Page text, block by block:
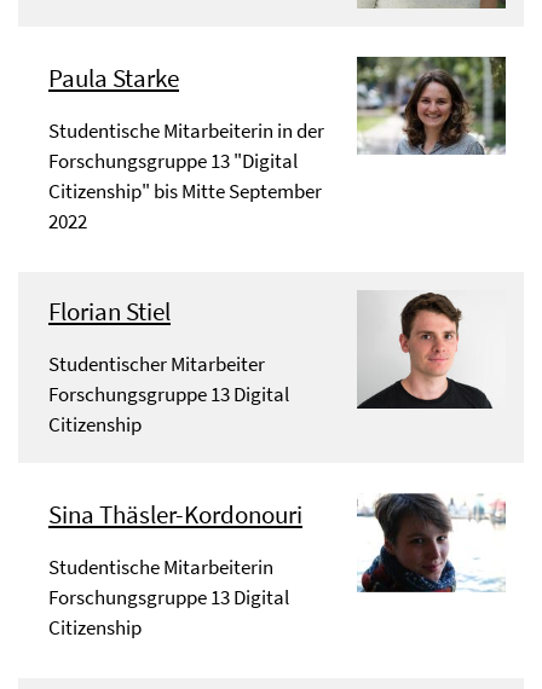
Paula Starke
Studentische Mitarbeiterin in der
Forschungsgruppe 13 "Digital
Citizenship" bis Mitte September
2022
Florian Stiel
Studentischer Mitarbeiter
Forschungsgruppe 13 Digital
Citizenship
Sina Thäsler-Kordonouri
Studentische Mitarbeiterin
Forschungsgruppe 13 Digital
Citizenship